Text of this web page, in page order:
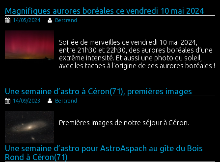
Magnifiques aurores boréales ce vendredi 10 mai 2024
14/05/2024 Bertrand
Soirée de merveilles ce vendredi 10 mai 2024,
entre 21h30 et 22h30, des aurores boréales d’une
extrême intensité. Et aussi une photo du soleil,
avec les taches à l’origine de ces aurores boréales !
Une semaine d’astro à Céron(71), premières images
14/09/2023 Bertrand
Premières images de notre séjour à Céron.
Une semaine d’astro pour AstroAspach au gîte du Bois
Rond à Céron(71)